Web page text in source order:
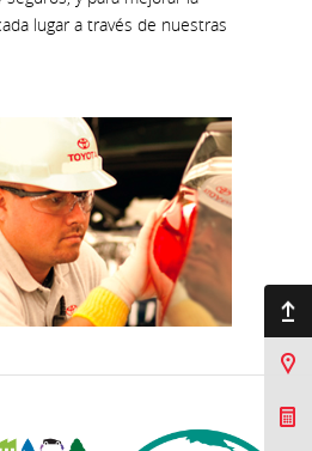
lugar a través de nuestras
Ir arriba